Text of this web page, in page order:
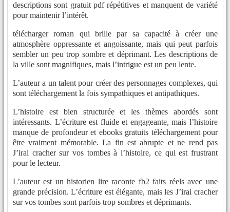
descriptions sont gratuit pdf répétitives et manquent de variété
pour maintenir l’intérêt.
télécharger roman qui brille par sa capacité à créer une
atmosphère oppressante et angoissante, mais qui peut parfois
sembler un peu trop sombre et déprimant. Les descriptions de
la ville sont magnifiques, mais l’intrigue est un peu lente.
L’auteur a un talent pour créer des personnages complexes, qui
sont téléchargement la fois sympathiques et antipathiques.
L’histoire est bien structurée et les thèmes abordés sont
intéressants. L’écriture est fluide et engageante, mais l’histoire
manque de profondeur et ebooks gratuits téléchargement pour
être vraiment mémorable. La fin est abrupte et ne rend pas
J’irai cracher sur vos tombes à l’histoire, ce qui est frustrant
pour le lecteur.
L’auteur est un historien lire raconte fb2 faits réels avec une
grande précision. L’écriture est élégante, mais les J’irai cracher
sur vos tombes sont parfois trop sombres et déprimants.